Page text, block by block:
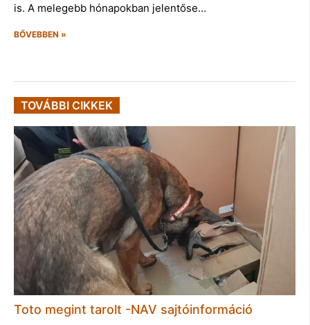
is. A melegebb hónapokban jelentőse…
BŐVEBBEN »
TOVÁBBI CIKKEK
Toto megint tarolt -NAV sajtóinformáció